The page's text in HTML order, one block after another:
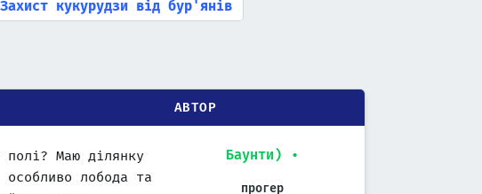
Захист кукурудзи від бур'янів
АВТОР
Маю ділянку
лобода та
Баунти) •
прогер